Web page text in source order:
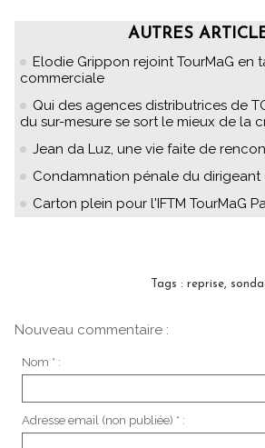
AUTRES
Elodie Grippon rejoint TourMaG en
commerciale
Qui des agences distributrices de
du sur-mesure se sort le mieux de la
Jean da Luz, une vie faite de
Condamnation pénale du dirigeant
Carton plein pour l'IFTM TourMaG
Tags : reprise,
Nouveau commentaire :
Nom * :
Adresse email (non publiée) * :